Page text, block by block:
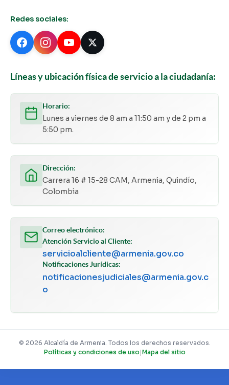
Redes sociales:
Líneas y ubicación física de servicio a la ciudadanía:
Horario:
Lunes a viernes de 8 am a 11:50 am y de 2 pm a
5:50 pm.
Dirección:
Carrera 16 # 15-28 CAM, Armenia, Quindío,
Colombia
Correo electrónico:
Atención Servicio al Cliente:
servicioalcliente@armenia.gov.co
Notificaciones Jurídicas:
notificacionesjudiciales@armenia.gov.c
o
© 2026 Alcaldía de Armenia. Todos los derechos reservados.
Políticas y condiciones de uso |Mapa del sitio